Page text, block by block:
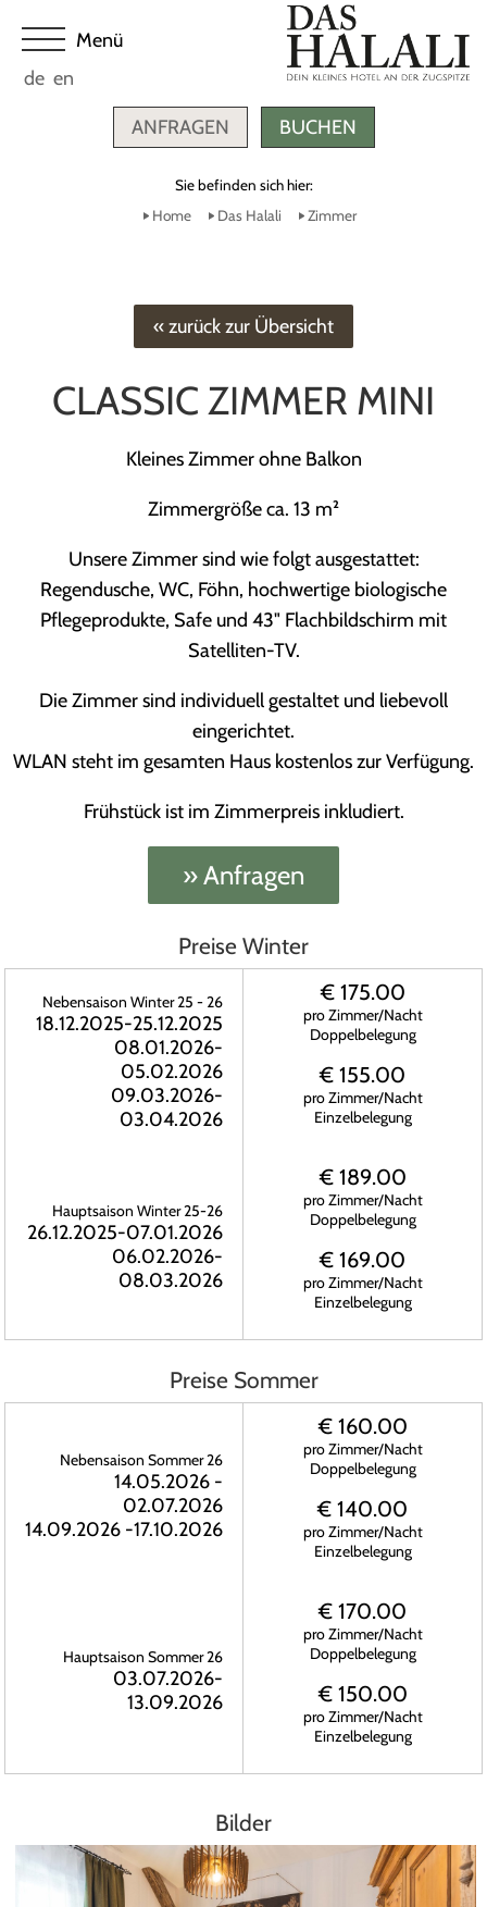
de en
ANFRAGEN BUCHEN
Sie befinden sich hier:
Home
Das Halali Zimmer
« zurück zur Übersicht
CLASSIC ZIMMER MINI
Kleines Zimmer ohne Balkon
Zimmergröße ca. 13 m²
Unsere Zimmer sind wie folgt ausgestattet:
Regendusche, WC, Föhn, hochwertige biologische
Pflegeprodukte, Safe und 43" Flachbildschirm mit
Satelliten-TV.
Die Zimmer sind individuell gestaltet und liebevoll
eingerichtet.
WLAN steht im gesamten Haus kostenlos zur Verfügung.
Frühstück ist im Zimmerpreis inkludiert.
» Anfragen
Preise Winter
Nebensaison Winter 25 - 26
18.12.2025-25.12.2025
08.01.2026-
05.02.2026
09.03.2026-
03.04.2026
€ 175.00
pro Zimmer/Nacht
Doppelbelegung
€ 155.00
pro Zimmer/Nacht
Einzelbelegung
Hauptsaison Winter 25-26
26.12.2025-07.01.2026
06.02.2026-
08.03.2026
€ 189.00
pro Zimmer/Nacht
Doppelbelegung
€ 169.00
pro Zimmer/Nacht
Einzelbelegung
Preise Sommer
Nebensaison Sommer 26
14.05.2026 -
02.07.2026
14.09.2026 -17.10.2026
€ 160.00
pro Zimmer/Nacht
Doppelbelegung
€ 140.00
pro Zimmer/Nacht
Einzelbelegung
Hauptsaison Sommer 26
03.07.2026-
13.09.2026
€ 170.00
pro Zimmer/Nacht
Doppelbelegung
€ 150.00
pro Zimmer/Nacht
Einzelbelegung
Bilder